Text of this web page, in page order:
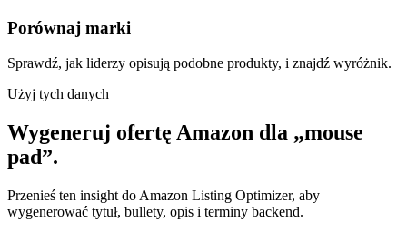
Porównaj marki
Sprawdź, jak liderzy opisują podobne produkty, i znajdź wyróżnik.
Użyj tych danych
Wygeneruj ofertę Amazon dla „mouse
pad”.
Przenieś ten insight do Amazon Listing Optimizer, aby
wygenerować tytuł, bullety, opis i terminy backend.